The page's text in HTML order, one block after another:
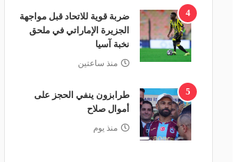
4
ضربة قوية للاتحاد قبل مواجهة
الجزيرة الإماراتي في ملحق
نخبة آسيا
منذ ساعتين
5
طرابزون ينفي الحجز على
أموال صلاح
منذ يوم